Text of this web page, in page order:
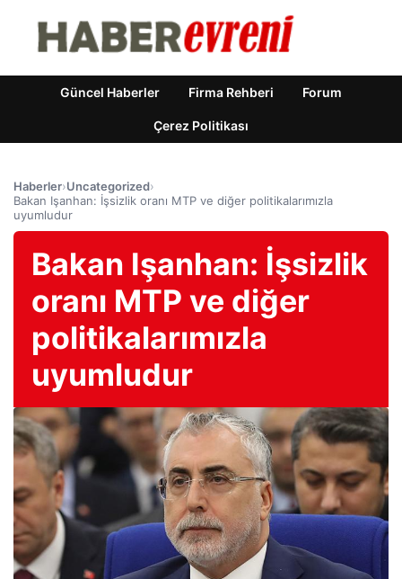
Güncel Haberler Firma Rehberi Forum
Çerez Politikası
Haberler›Uncategorized›
Bakan Işanhan: İşsizlik oranı MTP ve diğer politikalarımızla
uyumludur
Bakan Işanhan: İşsizlik
oranı MTP ve diğer
politikalarımızla
uyumludur